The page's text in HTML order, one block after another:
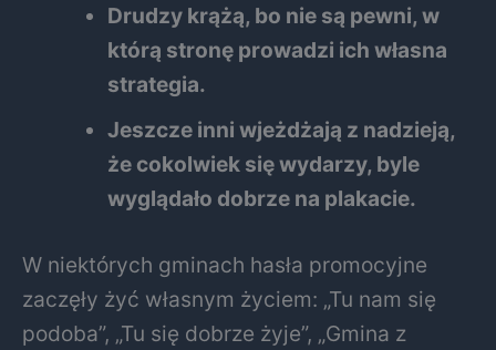
Drudzy krążą, bo nie są pewni, w
którą stronę prowadzi ich własna
strategia.
Jeszcze inni wjeżdżają z nadzieją,
że cokolwiek się wydarzy, byle
wyglądało dobrze na plakacie.
W niektórych gminach hasła promocyjne
zaczęły żyć własnym życiem: „Tu nam się
podoba”, „Tu się dobrze żyje”, „Gmina z